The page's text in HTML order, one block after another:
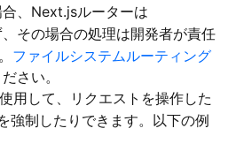
合、Next.jsルーターは
その場合の処理は開発者が責任
ファイルシステムルーティング
さい。
用して、リクエストを操作した
強制したりできます。以下の例